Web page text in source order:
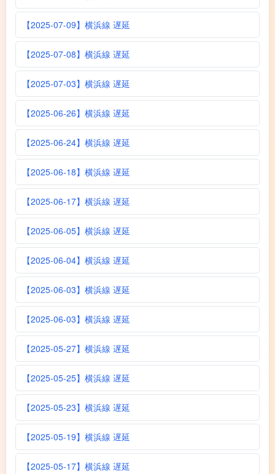
【2025-07-09】横浜線 遅延
【2025-07-08】横浜線 遅延
【2025-07-03】横浜線 遅延
【2025-06-26】横浜線 遅延
【2025-06-24】横浜線 遅延
【2025-06-18】横浜線 遅延
【2025-06-17】横浜線 遅延
【2025-06-05】横浜線 遅延
【2025-06-04】横浜線 遅延
【2025-06-03】横浜線 遅延
【2025-06-03】横浜線 遅延
【2025-05-27】横浜線 遅延
【2025-05-25】横浜線 遅延
【2025-05-23】横浜線 遅延
【2025-05-19】横浜線 遅延
【2025-05-17】横浜線 遅延